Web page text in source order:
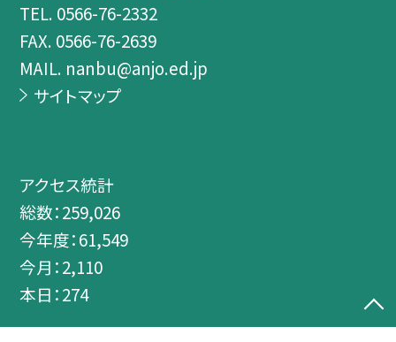
TEL. 0566-76-2332
FAX. 0566-76-2639
MAIL. nanbu@anjo.ed.jp
サイトマップ
アクセス統計
総数：259,026
今年度：61,549
今月：2,110
本日：274